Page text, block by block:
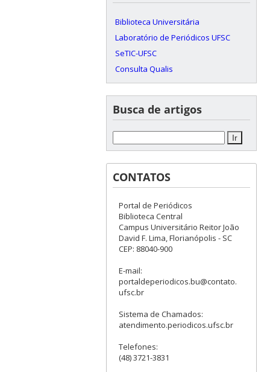
Biblioteca Universitária
Laboratório de Periódicos UFSC
SeTIC-UFSC
Consulta Qualis
Busca de artigos
CONTATOS
Portal de Periódicos
Biblioteca Central
Campus Universitário Reitor João
David F. Lima, Florianópolis - SC
CEP: 88040-900
E-mail:
portaldeperiodicos.bu@contato.
ufsc.br
Sistema de Chamados:
atendimento.periodicos.ufsc.br
Telefones:
(48) 3721-3831